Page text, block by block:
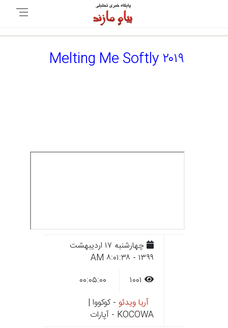
Melting Me Softly ۲۰۱۹
چهارشنبه ۱۷ ارديبهشت
۱۳۹۹ - ۸:۰۱:۳۸ AM
آریا ویدئو - کوکووا |
KOCOWA - آپارات